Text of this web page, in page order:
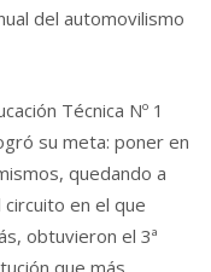
del automovilismo
Técnica Nº 1
su meta: poner en
quedando a
en el que
obtuvieron el 3ª